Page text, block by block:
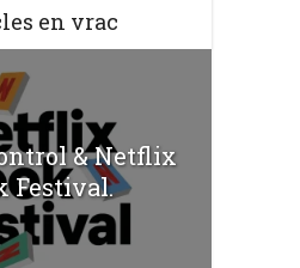
en vrac
& Netflix
Festival.